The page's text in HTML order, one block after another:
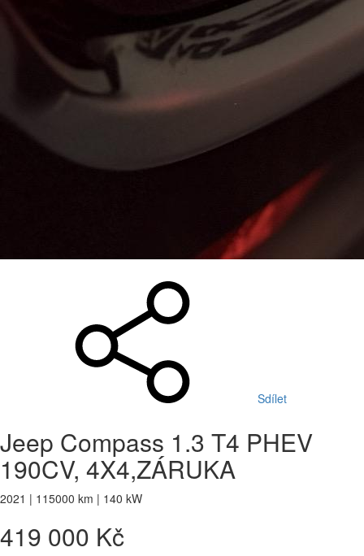
Sdílet
Jeep Compass 1.3 T4 PHEV
190CV, 4X4,ZÁRUKA
2021 | 115000 km | 140 kW
419 000 Kč